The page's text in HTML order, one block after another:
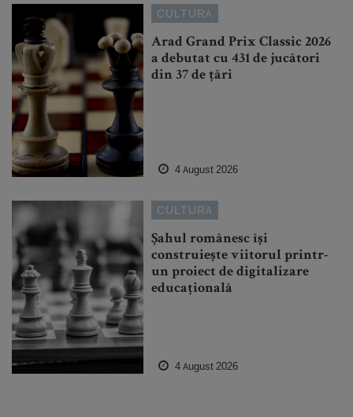
CULTURA
Arad Grand Prix Classic 2026
a debutat cu 431 de jucători
din 37 de țări
4 August 2026
CULTURA
Șahul românesc își
construiește viitorul printr-
un proiect de digitalizare
educațională
4 August 2026